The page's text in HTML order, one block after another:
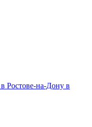
Ростове-на-Дону в